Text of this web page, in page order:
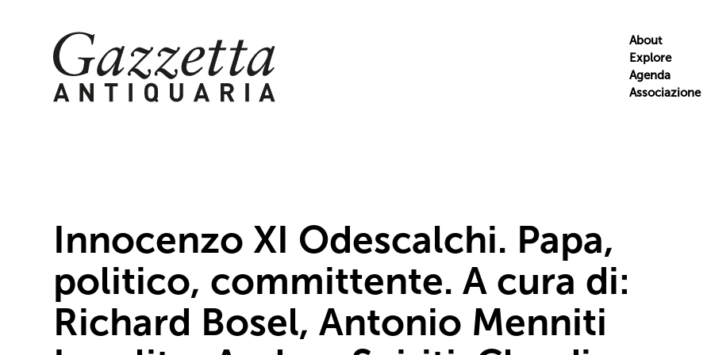
Skip
to
content
About
Explore
Agenda
Associazione
Innocenzo XI Odescalchi. Papa,
politico, committente. A cura di:
Richard Bosel, Antonio Menniti